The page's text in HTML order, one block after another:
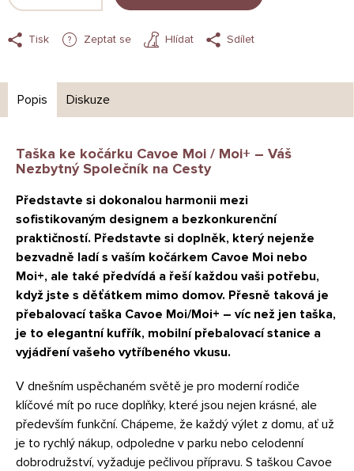
Tisk Zeptat se Hlídat Sdílet
Popis Diskuze
Taška ke kočárku Cavoe Moi / Moi+ – Váš
Nezbytný Společník na Cesty
Představte si dokonalou harmonii mezi
sofistikovaným designem a bezkonkurenční
praktičností. Představte si doplněk, který nejenže
bezvadně ladí s vaším kočárkem Cavoe Moi nebo
Moi+, ale také předvídá a řeší každou vaši potřebu,
když jste s děťátkem mimo domov. Přesně taková je
přebalovací taška Cavoe Moi/Moi+ – víc než jen taška,
je to elegantní kufřík, mobilní přebalovací stanice a
vyjádření vašeho vytříbeného vkusu.
V dnešním uspěchaném světě je pro moderní rodiče
klíčové mít po ruce doplňky, které jsou nejen krásné, ale
především funkční. Chápeme, že každý výlet z domu, ať už
je to rychlý nákup, odpoledne v parku nebo celodenní
dobrodružství, vyžaduje pečlivou přípravu. S taškou Cavoe